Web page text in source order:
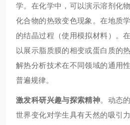
学。在化学中，可以演示溶剂化
化合物的热致变色现象。在地质
的结晶过程（使用模拟材料）。
以展示脂质膜的相变或蛋白质的
解热分析技术在不同领域的通用
普遍规律。
激发科研兴趣与探索精神。动态
世界变化对学生具有天然的吸引